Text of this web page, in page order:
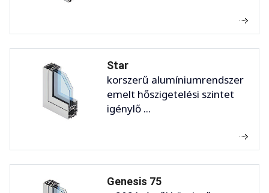
Star
korszerű alumíniumrendszer
emelt hőszigetelési szintet
igénylő ...
Genesis 75